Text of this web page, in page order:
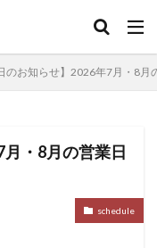
のお知らせ】2026年7月・8月
月・8月の営業日
schedule